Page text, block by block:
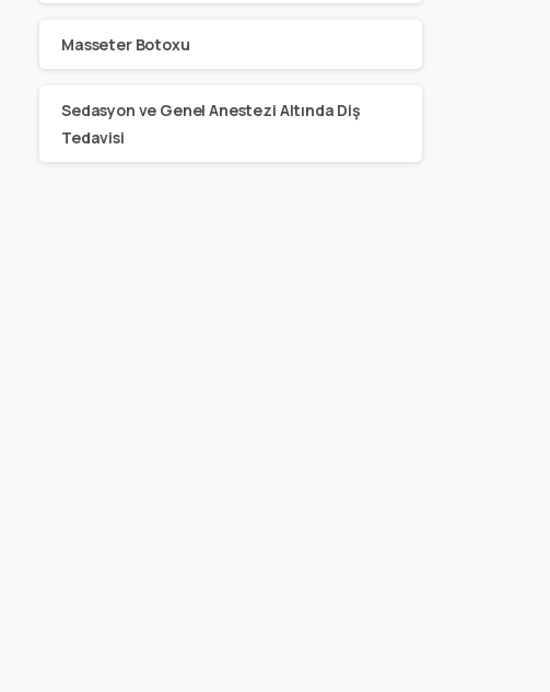
Masseter Botoxu
Sedasyon ve Genel Anestezi Altında Diş
Tedavisi